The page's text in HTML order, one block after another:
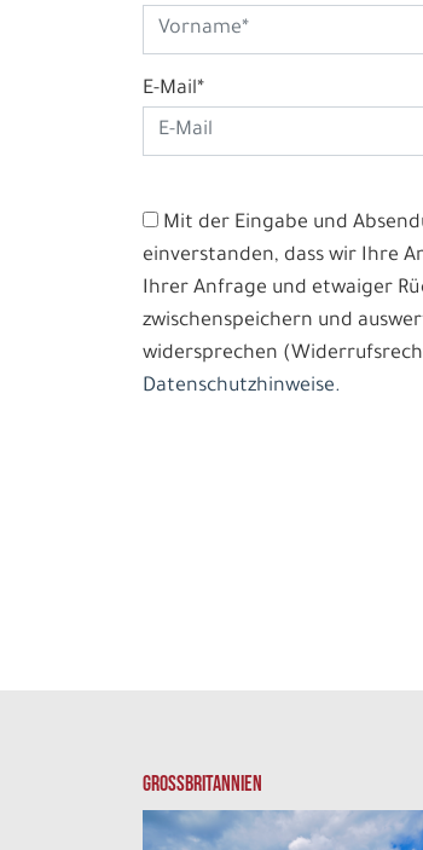
E-Mail*
Mit der Eingabe und
einverstanden, dass wir Ihre
Ihrer Anfrage und etwaiger
zwischenspeichern und
widersprechen
Datenschutzhinweise.
GROSSBRITANNIEN